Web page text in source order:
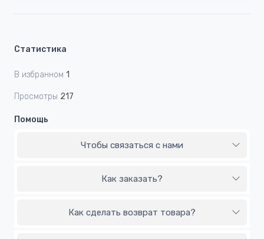
Статистика
В избранном 1
Просмотры 217
Помощь
Чтобы связаться с нами
Как заказать?
Как сделать возврат товара?